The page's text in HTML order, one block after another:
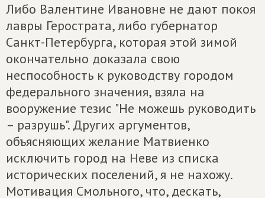
Либо Валентине Ивановне не дают покоя
лавры Герострата, либо губернатор
Санкт-Петербурга, которая этой зимой
окончательно доказала свою
неспособность к руководству городом
федерального значения, взяла на
вооружение тезис "Не можешь руководить
– разрушь". Других аргументов,
объясняющих желание Матвиенко
исключить город на Неве из списка
исторических поселений, я не нахожу.
Мотивация Смольного, что, дескать,